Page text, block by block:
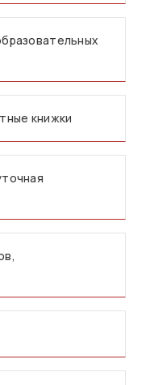
книжки